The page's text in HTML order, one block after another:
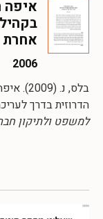
איפה
אחרת
2006
בלס, נ.
הדרוזית בדרך
למשפט ולתיקון